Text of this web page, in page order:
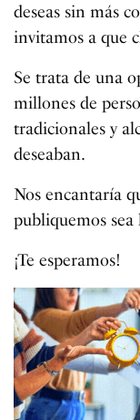
deseas sin más
invitamos a que
Se trata de una
millones de
tradicionales y
deseaban.
Nos encantaría
publiquemos sea
¡Te esperamos!